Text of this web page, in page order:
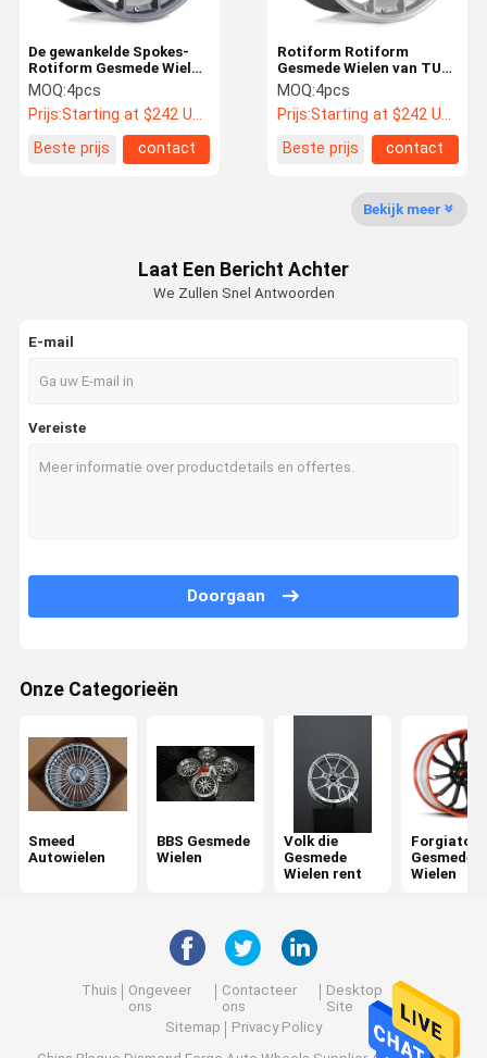
Huis Producten
Ongeveer
Fabrieksreis
Kwaliteitsco
Contacteer
Gevallen
BBS Gesmede Wielen
Forgiato Gesmede Wielen
Vossen Gesmede Wielen
aangepaste gesmede wielen
Porsche Gesmede Wielen
Lexani Gesmede Wielen
Rotiform Gesmede Wielen
Ferrari Gesmede Wielen
monoblock gesmede wielen
Rotiform Rotiform
Gesmede Wielen van TUF
6061-T6 polijsten Zilver
MOQ:4pcs
Prijs:Starting at $242 US Dollars ea
Beste prijs
contact
De gewankelde Spokes-
Rotiform Gesmede Wielen
LTN van het
Satijntitanium
MOQ:4pcs
Prijs:Starting at $242 US Dollars ea
Beste prijs
contact
Bekijk meer
Laat Een Bericht Achter
We Zullen Snel Antwoorden
E-mail
Vereiste
Doorgaan
Onze Categorieën
Smeed
Autowielen
BBS Gesmede
Wielen
Volk die
Gesmede
Wielen rent
Forgiato
Gesmede
Wielen
Thuis
Ongeveer
ons
Contacteer
ons
Desktop
Site
Sitemap
Privacy Policy